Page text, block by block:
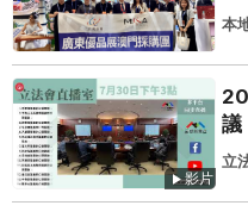
本
影片
議
立